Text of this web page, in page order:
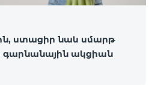
ստացիր նաև սմարթ
գարնանային ակցիան